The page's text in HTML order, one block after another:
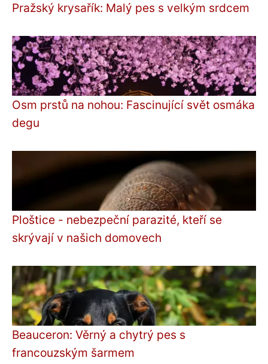
Pražský krysařík: Malý pes s velkým srdcem
Osm prstů na nohou: Fascinující svět osmáka
degu
Ploštice - nebezpeční parazité, kteří se
skrývají v našich domovech
Beauceron: Věrný a chytrý pes s
francouzským šarmem